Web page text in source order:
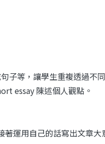
子等，讓學生重複透過不
essay 陳述個人觀點。
運用自己的話寫出文章大